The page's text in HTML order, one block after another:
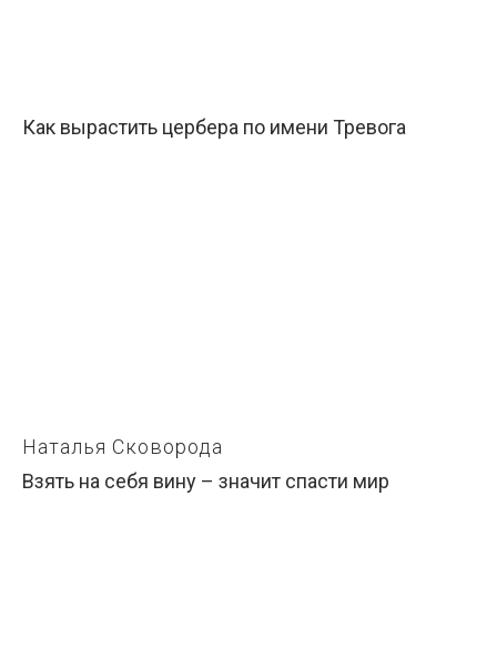
Как вырастить цербера по имени Тревога
Наталья Сковорода
Взять на себя вину – значит спасти мир